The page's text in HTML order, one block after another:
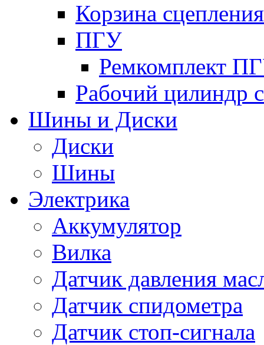
Корзина сцепления
ПГУ
Ремкомплект
Рабочий цилиндр
Шины и Диски
Диски
Шины
Электрика
Аккумулятор
Вилка
Датчик давления
Датчик спидометра
Датчик стоп-сигнала